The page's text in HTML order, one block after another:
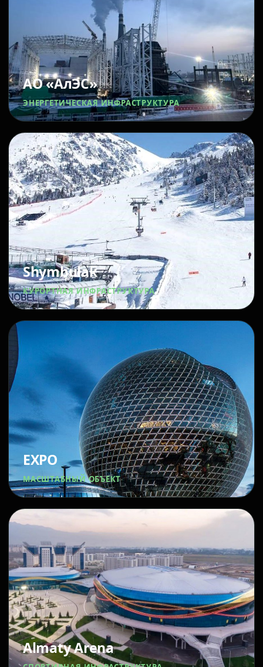
АО «АлЭС»
ЭНЕРГЕТИЧЕСКАЯ ИНФРАСТРУКТУРА
Shymbulak
КУРОРТНАЯ ИНФРАСТРУКТУРА
EXPO
МАСШТАБНЫЙ ОБЪЕКТ
Almaty Arena